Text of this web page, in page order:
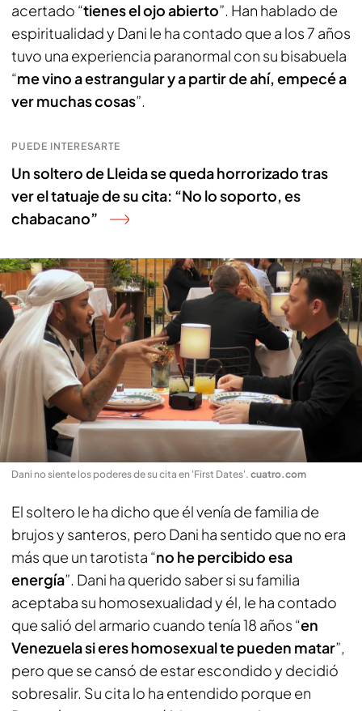
acertado “tienes el ojo abierto”. Han hablado de
espiritualidad y Dani le ha contado que a los 7 años
tuvo una experiencia paranormal con su bisabuela
“me vino a estrangular y a partir de ahí, empecé a
ver muchas cosas”.
PUEDE INTERESARTE
Un soltero de Lleida se queda horrorizado tras
ver el tatuaje de su cita: “No lo soporto, es
chabacano”
Dani no siente los poderes de su cita en 'First Dates'. cuatro.com
El soltero le ha dicho que él venía de familia de
brujos y santeros, pero Dani ha sentido que no era
más que un tarotista “no he percibido esa
energía”. Dani ha querido saber si su familia
aceptaba su homosexualidad y él, le ha contado
que salió del armario cuando tenía 18 años “en
Venezuela si eres homosexual te pueden matar”,
pero que se cansó de estar escondido y decidió
sobresalir. Su cita lo ha entendido porque en